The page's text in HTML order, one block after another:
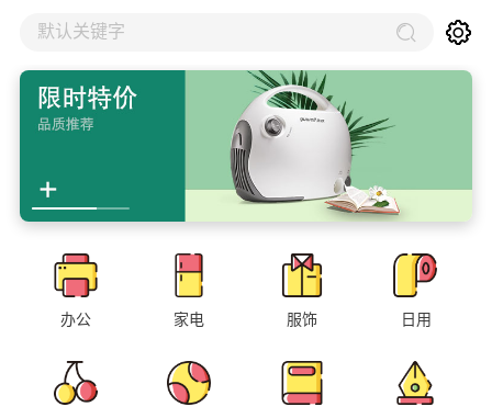
默认关键字
办公 家电 服饰 日用